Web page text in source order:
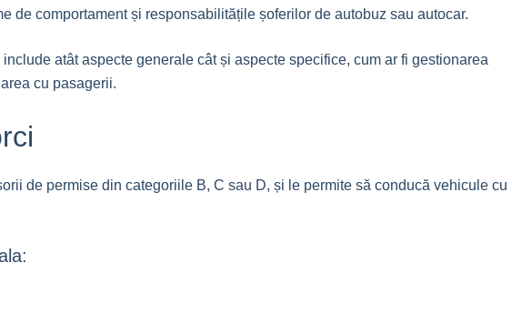
de comportament și responsabilitățile șoferilor de autobuz sau autocar.
atât aspecte generale cât și aspecte specifice, cum ar fi gestionarea
cu pasagerii.
de permise din categoriile B, C sau D, și le permite să conducă vehicule cu